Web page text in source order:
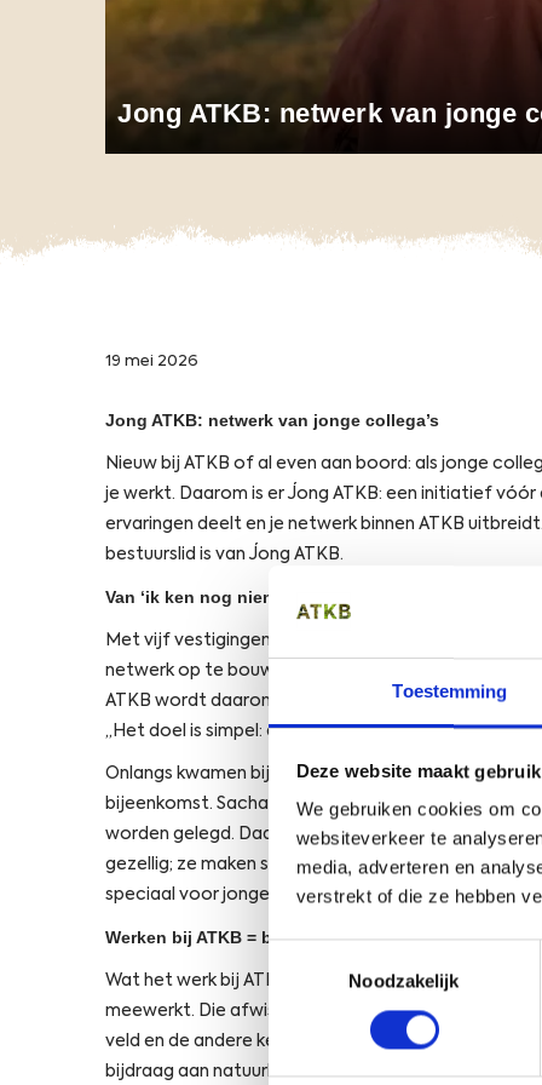
Toestemming
Deze website maakt
We gebruiken cookies om
websiteverkeer te
media, adverteren en
verstrekt of die ze hebben
Noodzakelijk
Jong ATKB: netwerk van jonge
19 mei 2026
Jong ATKB: netwerk van jonge collega’s
Nieuw bij ATKB of al even aan boord: als jonge
je werkt. Daarom is er Jong ATKB: een initiatief
ervaringen deelt en je netwerk binnen ATKB
bestuurslid is van Jong ATKB.
Van ‘ik ken nog niemand’ naar ‘ik hoor erbij’
Met vijf vestigingen en verschillende disciplines is
netwerk op te bouwen: wie doet wat, wie zit waar
ATKB wordt daarom actief gewerkt aan
,,Het doel is simpel: elkaar ontmoeten, ervaringen
Onlangs kwamen bijvoorbeeld 25 collega’s uit
bijeenkomst. Sacha: ,,Je ziet hoe snel gesprekken
worden gelegd. Daardoor worden de lijnen binnen
gezellig; ze maken samenwerken makkelijker én
speciaal voor jonge collega’s.
Werken bij ATKB = buiten zijn én inhoudelijk
Wat het werk bij ATKB zo aantrekkelijk maakt, is
meewerkt. Die afwisseling zit ’m in zowel het type
veld en de andere keer werk je je gegevens uit of
bijdraag aan natuurbehoud maakt het voor mij heel